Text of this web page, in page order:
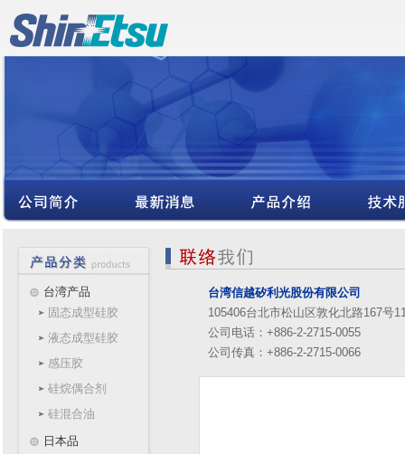
台湾产品
固态成型硅胶
液态成型硅胶
感压胶
硅烷偶合剂
硅混合油
日本品
台湾信越矽利光股份有限公司
105406台北市松山区敦化北路167号
公司电话：+886-2-2715-0055
公司传真：+886-2-2715-0066